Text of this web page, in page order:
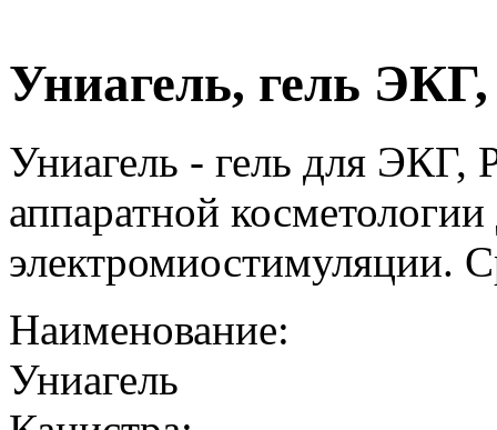
Униагель, гель ЭКГ,
Униагель - гель для
аппаратной
электромиостимуляции.
Наименование:
Униагель